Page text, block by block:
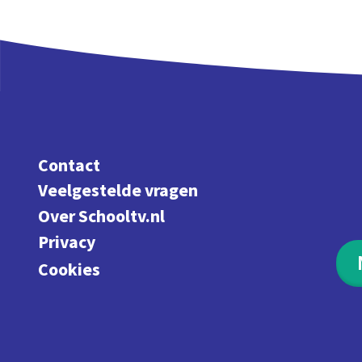
Contact
Veelgestelde vragen
Over Schooltv.nl
Privacy
Cookies